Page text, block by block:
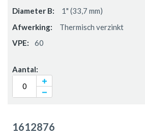
1" (33,7 mm)
Thermisch verzinkt
60
1612876